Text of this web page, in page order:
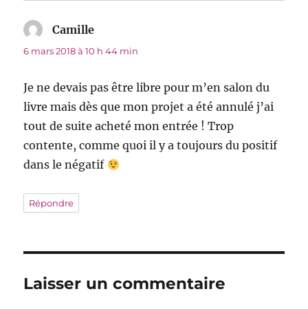
Camille
6 mars 2018 à 10 h 44 min
Je ne devais pas être libre pour m’en salon du
livre mais dès que mon projet a été annulé j’ai
tout de suite acheté mon entrée ! Trop
contente, comme quoi il y a toujours du positif
dans le négatif
Répondre
Laisser un commentaire